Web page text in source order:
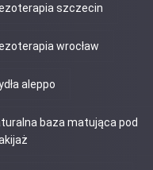
szczecin
wrocław
aleppo
baza matująca pod